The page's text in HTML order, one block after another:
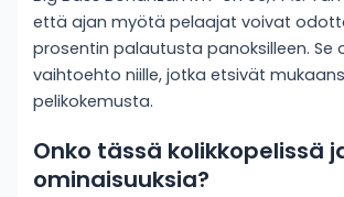
että ajan myötä pelaajat voivat
prosentin palautusta panoksilleen. Se
vaihtoehto niille, jotka etsivät
pelikokemusta.
Onko tässä kolikkopelissä
ominaisuuksia?